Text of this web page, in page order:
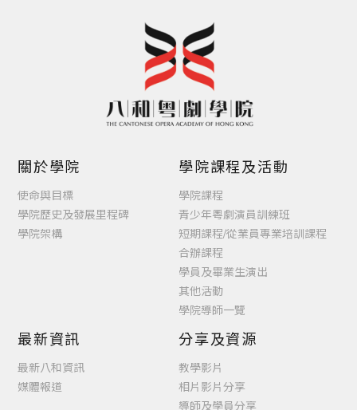
關於學院
使命與目標
學院歷史及發展里程碑
學院架構
學院課程及活動
學院課程
青少年粵劇演員訓練班
短期課程/從業員專業培訓課程
合辦課程
學員及畢業生演出
其他活動
學院導師一覽
最新資訊
最新八和資訊
媒體報道
分享及資源
教學影片
相片影片分享
導師及學員分享